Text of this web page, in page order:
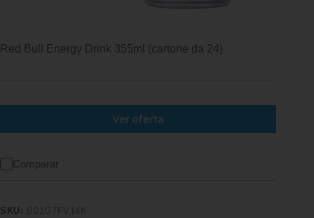
Red Bull Energy Drink 355ml (cartone da 24)
Ver oferta
Comparar
SKU: